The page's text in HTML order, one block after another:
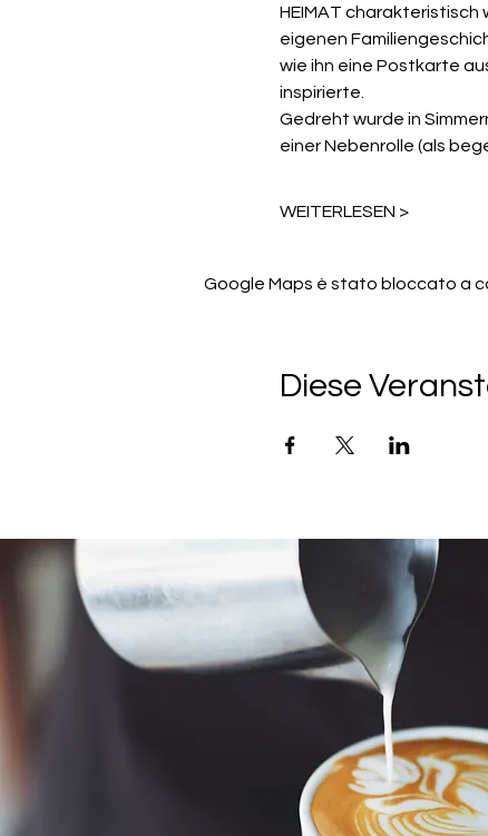
HEIMAT charakteristisch
eigenen
wie ihn eine Postkarte
inspirierte.
Gedreht wurde in
einer Nebenrolle (als
WEITERLESEN >
Google Maps è stato bloccato a
Diese